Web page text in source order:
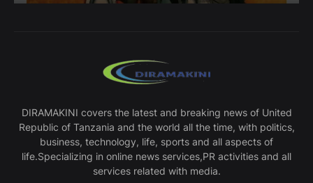
DIRAMAKINI covers the latest and breaking news of United
Republic of Tanzania and the world all the time, with politics,
business, technology, life, sports and all aspects of
life.Specializing in online news services,PR activities and all
services related with media.